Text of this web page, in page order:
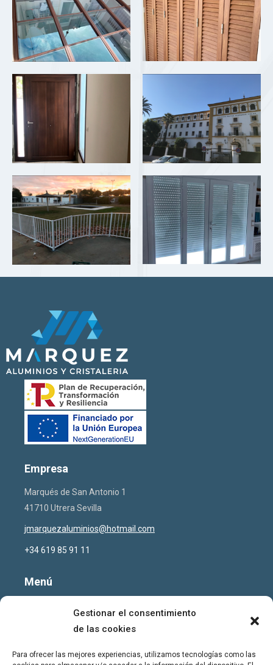
Gestionar el consentimiento
de las cookies
Para ofrecer las mejores experiencias, utilizamos tecnologías como las
Empresa
Marqués de San Antonio 1
41710 Utrera Sevilla
jmarquezaluminios@hotmail.com
+34 619 85 91 11
Menú
Sobre nosotros